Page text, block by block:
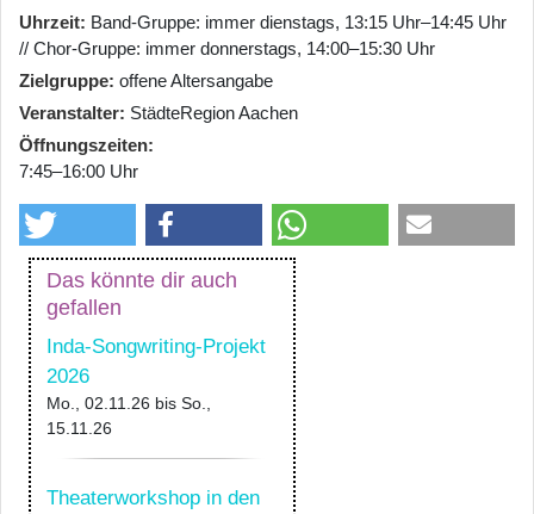
Uhrzeit Band-Gruppe: immer dienstags, 13:15 Uhr–14:45 Uhr
// Chor-Gruppe: immer donnerstags, 14:00–15:30 Uhr
Zielgruppe offene Altersangabe
Veranstalter StädteRegion Aachen
Öffnungszeiten
7:45–16:00 Uhr
Das könnte dir auch
gefallen
Inda-Songwriting-Projekt
2026
Mo., 02.11.26 bis So.,
15.11.26
Theaterworkshop in den